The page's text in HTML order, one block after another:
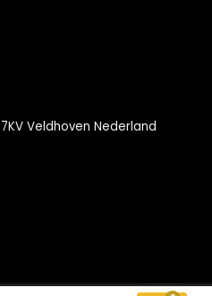
Veldhoven Nederland